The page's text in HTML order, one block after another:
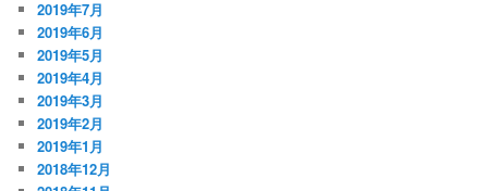
2019年7月
2019年6月
2019年5月
2019年4月
2019年3月
2019年2月
2019年1月
2018年12月